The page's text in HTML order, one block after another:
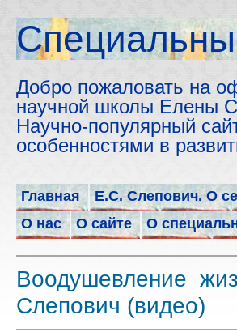
Добро пожаловать на
научной школы Елены
Научно-популярный
особенностями в
Главная Е.С. Слепович. О
О нас
О сайте О
Воодушевление
Слепович (видео)